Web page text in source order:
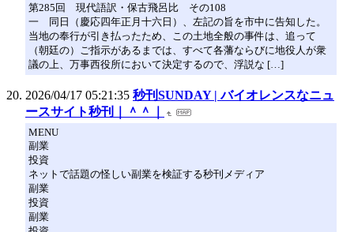
第285回 現代語訳・保古飛呂比 その108
一 同日（慶応四年正月十六日）、左記の旨を市中に告知した。
当地の奉行が引き払ったため、この土地全般の事件は、追って
（朝廷の）ご指示があるまでは、すべて各藩ならびに地役人が衆
議の上、万事西役所において決定するので、浮説な […]
2026/04/17 05:21:35 秒刊SUNDAY | バイオレンスなニュ
ースサイト秒刊｜＾＾｜
MENU
副業
投資
ネットで話題の怪しい副業を検証する秒刊メディア
副業
投資
副業